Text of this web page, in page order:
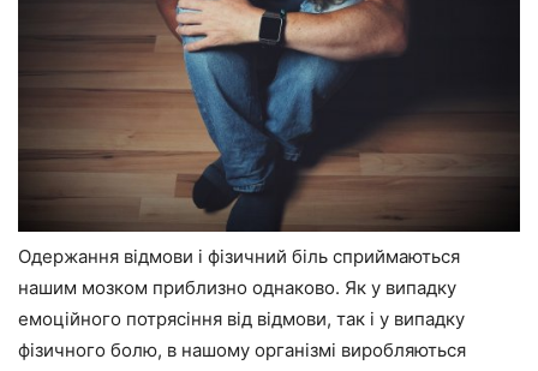
Одержання відмови і фізичний біль сприймаються
нашим мозком приблизно однаково. Як у випадку
емоційного потрясіння від відмови, так і у випадку
фізичного болю, в нашому організмі виробляються